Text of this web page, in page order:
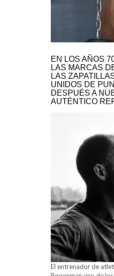
EN LOS AÑOS
LAS MARCAS
LAS
UNIDOS DE
DESPUÉS A
AUTÉNTICO
El entrenador de